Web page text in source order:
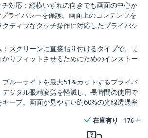
対応：縦横いずれの向きでも画面の中心か
ライバシーを保護。画面上のコンテンツを
ティブなタッチ操作に対応したプライバシ
：スクリーンに直接貼り付けるタイプで、長
りフィットさせるためにためのインストー
ルーライトを最大51%カットするプライバ
デジタル眼精疲労を軽減し、長時間の使用で
キープ。画面が見やすい約60%の光線透過率
在庫有り 176